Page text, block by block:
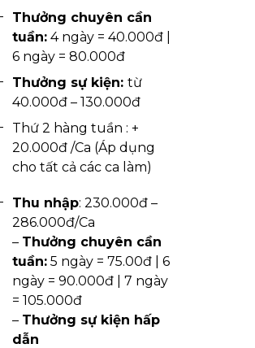
Thưởng chuyên cần
tuần: 4 ngày = 40.000đ |
6 ngày = 80.000đ
Thưởng sự kiện: từ
40.000đ – 130.000đ
Thứ 2 hàng tuần : +
20.000đ /Ca (Áp dụng
cho tất cả các ca làm)
Thu nhập: 230.000đ –
286.000đ/Ca
– Thưởng chuyên cần
tuần: 5 ngày = 75.00đ | 6
ngày = 90.000đ | 7 ngày
= 105.000đ
– Thưởng sự kiện hấp
dẫn